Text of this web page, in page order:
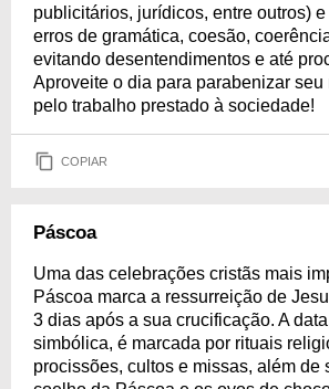
publicitários, jurídicos, entre outros)
erros de gramática, coesão,
evitando desentendimentos e até
Aproveite o dia para parabenizar seu
pelo trabalho prestado à sociedade!
COPIAR
Páscoa
Uma das celebrações cristãs mais
Páscoa marca a ressurreição de
3 dias após a sua crucificação. A
simbólica, é marcada por rituais
procissões, cultos e missas, além de